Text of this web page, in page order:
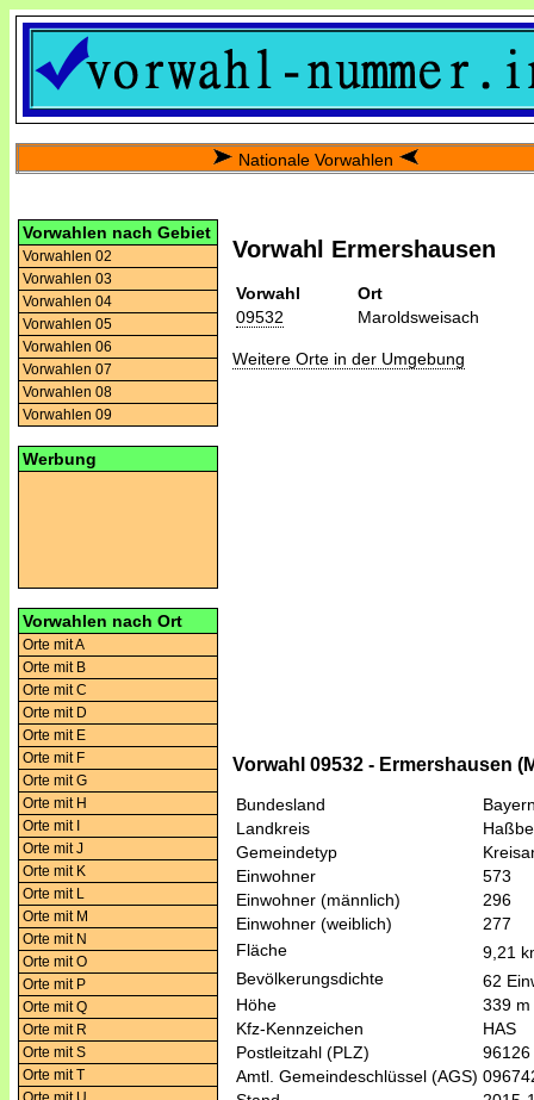
Nationale Vorwahlen
Vorwahlen nach Gebiet
Vorwahlen 02
Vorwahlen 03
Vorwahlen 04
Vorwahlen 05
Vorwahlen 06
Vorwahlen 07
Vorwahlen 08
Vorwahlen 09
Werbung
Vorwahlen nach Ort
Orte mit A
Orte mit B
Orte mit C
Orte mit D
Orte mit E
Orte mit F
Orte mit G
Orte mit H
Orte mit I
Orte mit J
Orte mit K
Orte mit L
Orte mit M
Orte mit N
Orte mit O
Orte mit P
Orte mit Q
Orte mit R
Orte mit S
Orte mit T
Vorwahl Ermershausen
Vorwahl
Ort
09532
Maroldsweisach
Weitere Orte in der Umgebung
Vorwahl 09532 - Ermershausen
Bundesland
Landkreis
Gemeindetyp
Einwohner
573
Einwohner (männlich)
296
Einwohner (weiblich)
277
Fläche
9,21
Bevölkerungsdichte
62
Höhe
339 m
Kfz-Kennzeichen
HAS
Postleitzahl (PLZ)
96126
Amtl. Gemeindeschlüssel (AGS)